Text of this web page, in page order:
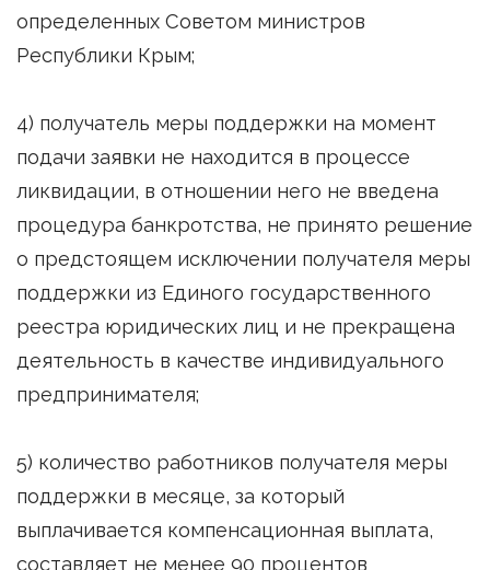
определенных Советом министров
Республики Крым;
4) получатель меры поддержки на момент
подачи заявки не находится в процессе
ликвидации, в отношении него не введена
процедура банкротства, не принято решение
о предстоящем исключении получателя меры
поддержки из Единого государственного
реестра юридических лиц и не прекращена
деятельность в качестве индивидуального
предпринимателя;
5) количество работников получателя меры
поддержки в месяце, за который
выплачивается компенсационная выплата,
составляет не менее 90 процентов